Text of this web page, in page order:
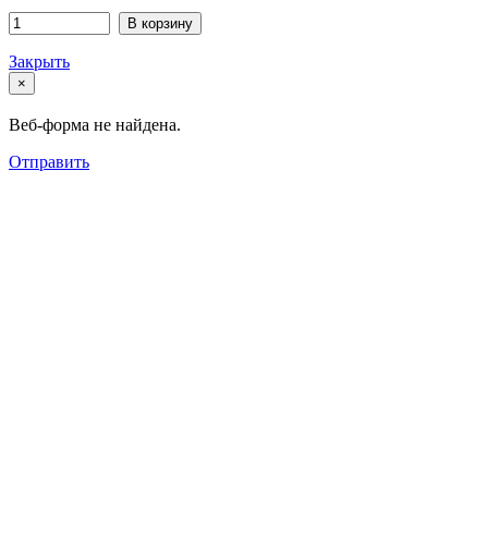
В корзину
Закрыть
×
Веб-форма не найдена.
Отправить